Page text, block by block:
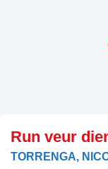
Run veur
TORRENGA,